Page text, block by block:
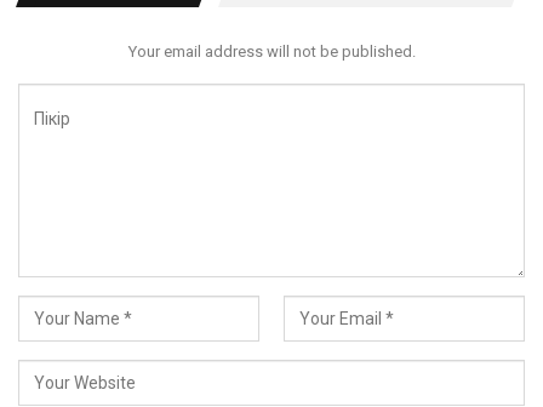
Your email address will not be published.